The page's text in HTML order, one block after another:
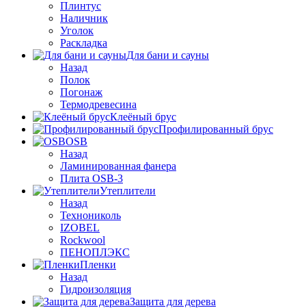
Плинтус
Наличник
Уголок
Раскладка
Для бани и сауны
Назад
Полок
Погонаж
Термодревесина
Клеёный брус
Профилированный брус
OSB
Назад
Ламинированная фанера
Плита OSB-3
Утеплители
Назад
Технониколь
IZOBEL
Rockwool
ПЕНОПЛЭКС
Пленки
Назад
Гидроизоляция
Защита для дерева